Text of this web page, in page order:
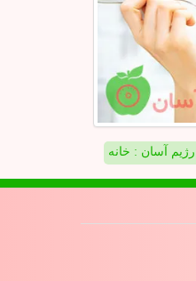
رژیم آسان : خانه